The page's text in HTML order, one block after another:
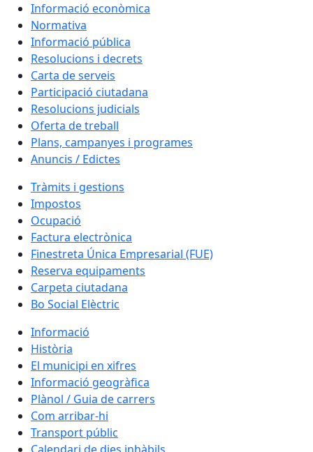
Informació econòmica
Normativa
Informació pública
Resolucions i decrets
Carta de serveis
Participació ciutadana
Resolucions judicials
Oferta de treball
Plans, campanyes i programes
Anuncis / Edictes
Tràmits i gestions
Impostos
Ocupació
Factura electrònica
Finestreta Única Empresarial (FUE)
Reserva equipaments
Carpeta ciutadana
Bo Social Elèctric
Informació
Història
El municipi en xifres
Informació geogràfica
Plànol / Guia de carrers
Com arribar-hi
Transport públic